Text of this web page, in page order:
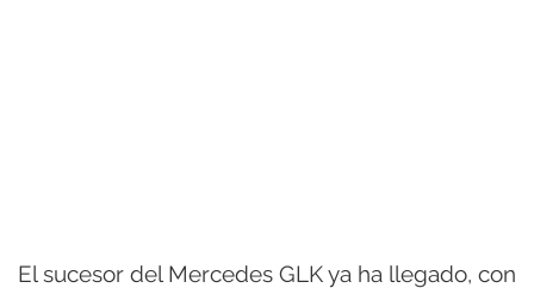
El sucesor del Mercedes GLK ya ha llegado, con